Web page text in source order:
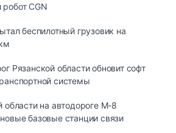
CGN
беспилотный грузовик на
Рязанской области обновит софт
системы
области на автодороге М-8
базовые станции связи